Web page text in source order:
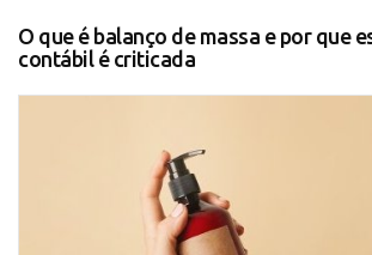
O que é balanço de massa e por que
contábil é criticada